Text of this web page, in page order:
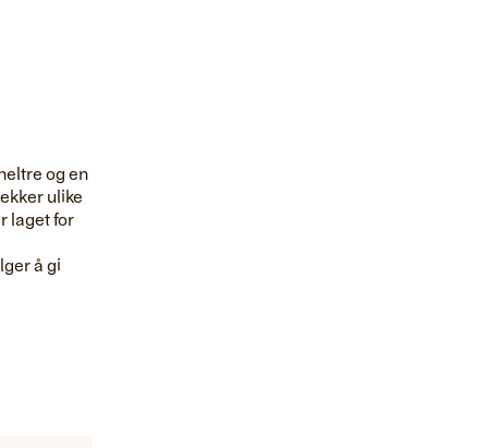
og en
ulike
laget for
å gi